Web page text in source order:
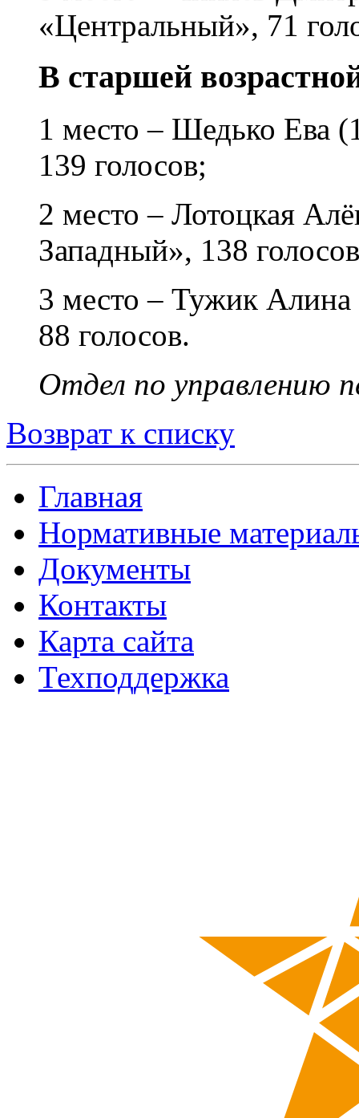
«Центральный», 71
В старшей
1 место – Шедько Ева
139 голосов;
2 место – Лотоцкая
Западный», 138
3 место – Тужик Алина
88 голосов.
Отдел по управлению
Возврат к списку
Главная
Нормативные
Документы
Контакты
Карта сайта
Техподдержка